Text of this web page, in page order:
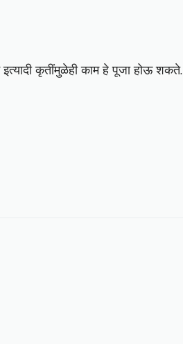
इत्यादी कृतींमुळेही काम हे पूजा होऊ शकते.